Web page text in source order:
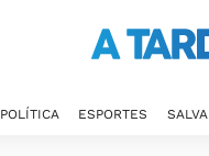
POLÍTICA ESPORTES